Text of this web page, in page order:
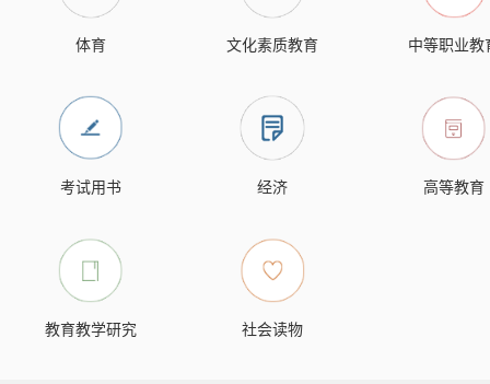
体育 文化素质教育 中等职业教
考试用书 经济 高等教育
教育教学研究 社会读物